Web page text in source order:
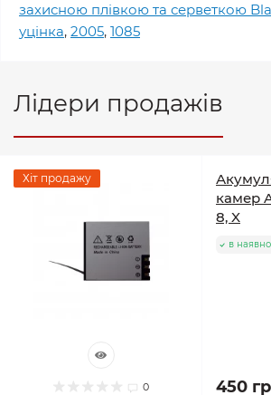
захисною плівкою та серветкою
уцінка, 2005, 1085
Лідери продажів
Хіт продажу
0
камер
8, X
в
450